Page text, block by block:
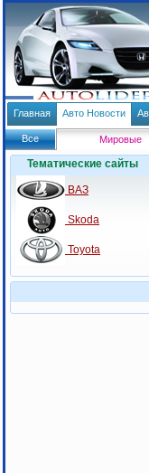
Главная Авто Новости
Все Мировые
Тематические сайты
ВАЗ
Skoda
Toyota